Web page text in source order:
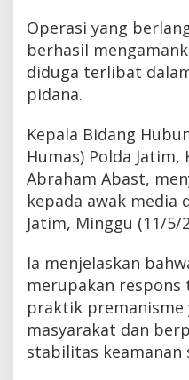
Operasi yang
berhasil
diduga terlibat
pidana.
Kepala Bidang
Humas) Polda Jatim,
Abraham Abast,
kepada awak media
Jatim, Minggu (11/5/
Ia menjelaskan
merupakan respons
praktik premanisme
masyarakat dan
stabilitas keamanan